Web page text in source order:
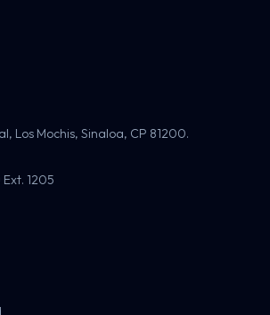
Los Mochis, Sinaloa, CP 81200.
1205